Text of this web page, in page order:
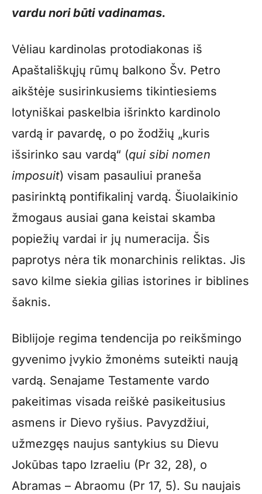
vardu nori būti vadinamas.
Vėliau kardinolas protodiakonas iš
Apaštališkųjų rūmų balkono Šv. Petro
aikštėje susirinkusiems tikintiesiems
lotyniškai paskelbia išrinkto kardinolo
vardą ir pavardę, o po žodžių „kuris
išsirinko sau vardą“ (qui sibi nomen
imposuit) visam pasauliui praneša
pasirinktą pontifikalinį vardą. Šiuolaikinio
žmogaus ausiai gana keistai skamba
popiežių vardai ir jų numeracija. Šis
paprotys nėra tik monarchinis reliktas. Jis
savo kilme siekia gilias istorines ir biblines
šaknis.
Biblijoje regima tendencija po reikšmingo
gyvenimo įvykio žmonėms suteikti naują
vardą. Senajame Testamente vardo
pakeitimas visada reiškė pasikeitusius
asmens ir Dievo ryšius. Pavyzdžiui,
užmezgęs naujus santykius su Dievu
Jokūbas tapo Izraeliu (Pr 32, 28), o
Abramas – Abraomu (Pr 17, 5). Su naujais